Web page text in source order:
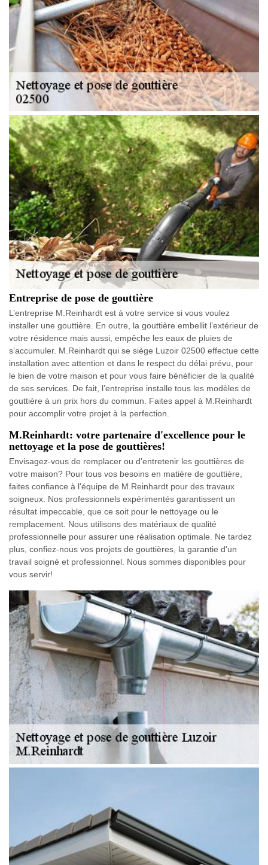
Entreprise de pose de gouttière
L’entreprise M.Reinhardt est à votre service si vous voulez
installer une gouttière. En outre, la gouttière embellit l’extérieur de
votre résidence mais aussi, empêche les eaux de pluies de
s’accumuler. M.Reinhardt qui se siège Luzoir 02500 effectue cette
installation avec attention et dans le respect du délai prévu, pour
le bien de votre maison et pour vous faire bénéficier de la qualité
de ses services. De fait, l’entreprise installe tous les modèles de
gouttière à un prix hors du commun. Faites appel à M.Reinhardt
pour accomplir votre projet à la perfection.
M.Reinhardt: votre partenaire d'excellence pour le
nettoyage et la pose de gouttières!
Envisagez-vous de remplacer ou d'entretenir les gouttières de
votre maison? Pour tous vos besoins en matière de gouttière,
faites confiance à l'équipe de M.Reinhardt pour des travaux
soigneux. Nos professionnels expérimentés garantissent un
résultat impeccable, que ce soit pour le nettoyage ou le
remplacement. Nous utilisons des matériaux de qualité
professionnelle pour assurer une réalisation optimale. Ne tardez
plus, confiez-nous vos projets de gouttières, la garantie d'un
travail soigné et professionnel. Nous sommes disponibles pour
vous servir!